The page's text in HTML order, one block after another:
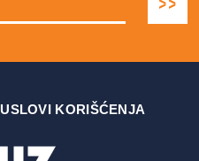
USLOVI KORIŠĆENJA